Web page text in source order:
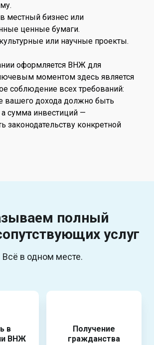
местный бизнес или
ценные бумаги.
или научные проекты.
оформляется ВНЖ для
моментом здесь является
соблюдение всех требований:
вашего дохода должно быть
сумма инвестиций —
законодательству конкретной
полный
услуг
Всё в одном месте.
в
ВНЖ
Получение
гражданства